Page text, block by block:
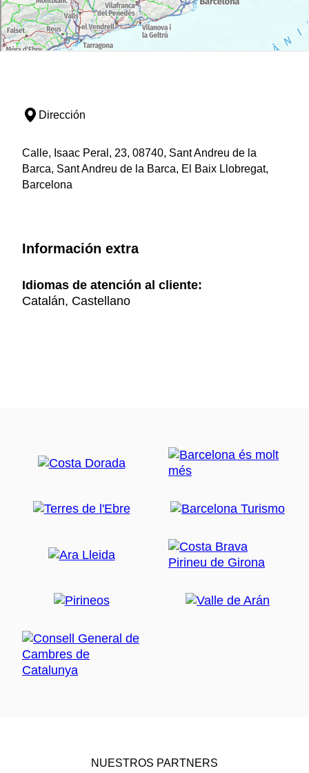
Dirección
Calle, Isaac Peral, 23, 08740, Sant Andreu de la
Barca, Sant Andreu de la Barca, El Baix Llobregat,
Barcelona
Información extra
Idiomas de atención al cliente:
Catalán, Castellano
NUESTROS PARTNERS